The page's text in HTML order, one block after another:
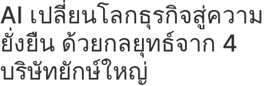
AI เปลี่ยนโลกธุรกิจสู่ความ
ยั่งยืน ด้วยกลยุทธ์จาก 4
บริษัทยักษ์ใหญ่